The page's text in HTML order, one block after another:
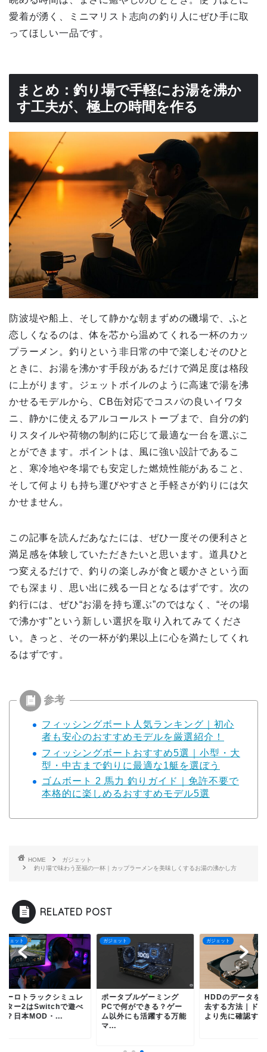
愛着が湧く、ミニマリスト志向の釣り人にぜひ手に取
ってほしい一品です。
まとめ：釣り場で手軽にお湯を沸か
す工夫が、極上の時間を作る
防波堤や船上、そして静かな朝まずめの磯場で、ふと
恋しくなるのは、体を芯から温めてくれる一杯のカッ
プラーメン。釣りという非日常の中で楽しむそのひと
ときに、お湯を沸かす手段があるだけで満足度は格段
に上がります。ジェットボイルのように高速で湯を沸
かせるモデルから、CB缶対応でコスパの良いイワタ
ニ、静かに使えるアルコールストーブまで、自分の釣
りスタイルや荷物の制約に応じて最適な一台を選ぶこ
とができます。ポイントは、風に強い設計であるこ
と、寒冷地や冬場でも安定した燃焼性能があること、
そして何よりも持ち運びやすさと手軽さが釣りには欠
かせません。
この記事を読んだあなたには、ぜひ一度その便利さと
満足感を体験していただきたいと思います。道具ひと
つ変えるだけで、釣りの楽しみが食と暖かさという面
でも深まり、思い出に残る一日となるはずです。次の
釣行には、ぜひ“お湯を持ち運ぶ”のではなく、“その場
で沸かす”という新しい選択を取り入れてみてくださ
い。きっと、その一杯が釣果以上に心を満たしてくれ
るはずです。
フィッシングボート人気ランキング｜初心
者も安心のおすすめモデルを厳選紹介！
フィッシングボートおすすめ5選｜小型・大
型・中古まで釣りに最適な1艇を選ぼう
ゴムボート 2 馬力 釣りガイド｜免許不要で
本格的に楽しめるおすすめモデル5選
HOME
ガジェット
釣り場で味わう至福の一杯｜カップラーメンを美味しくするお湯の沸かし方
RELATED POST
ット
ロトラックシミュレ
ー2はSwitchで遊べ
日本MOD・...
ガジェット
ポータブルゲーミング
PCで何ができる？ゲー
ム以外にも活躍する万能
マ...
ガジェット
HDDのデータを安
去する方法｜ドリル
より先に確認するこ